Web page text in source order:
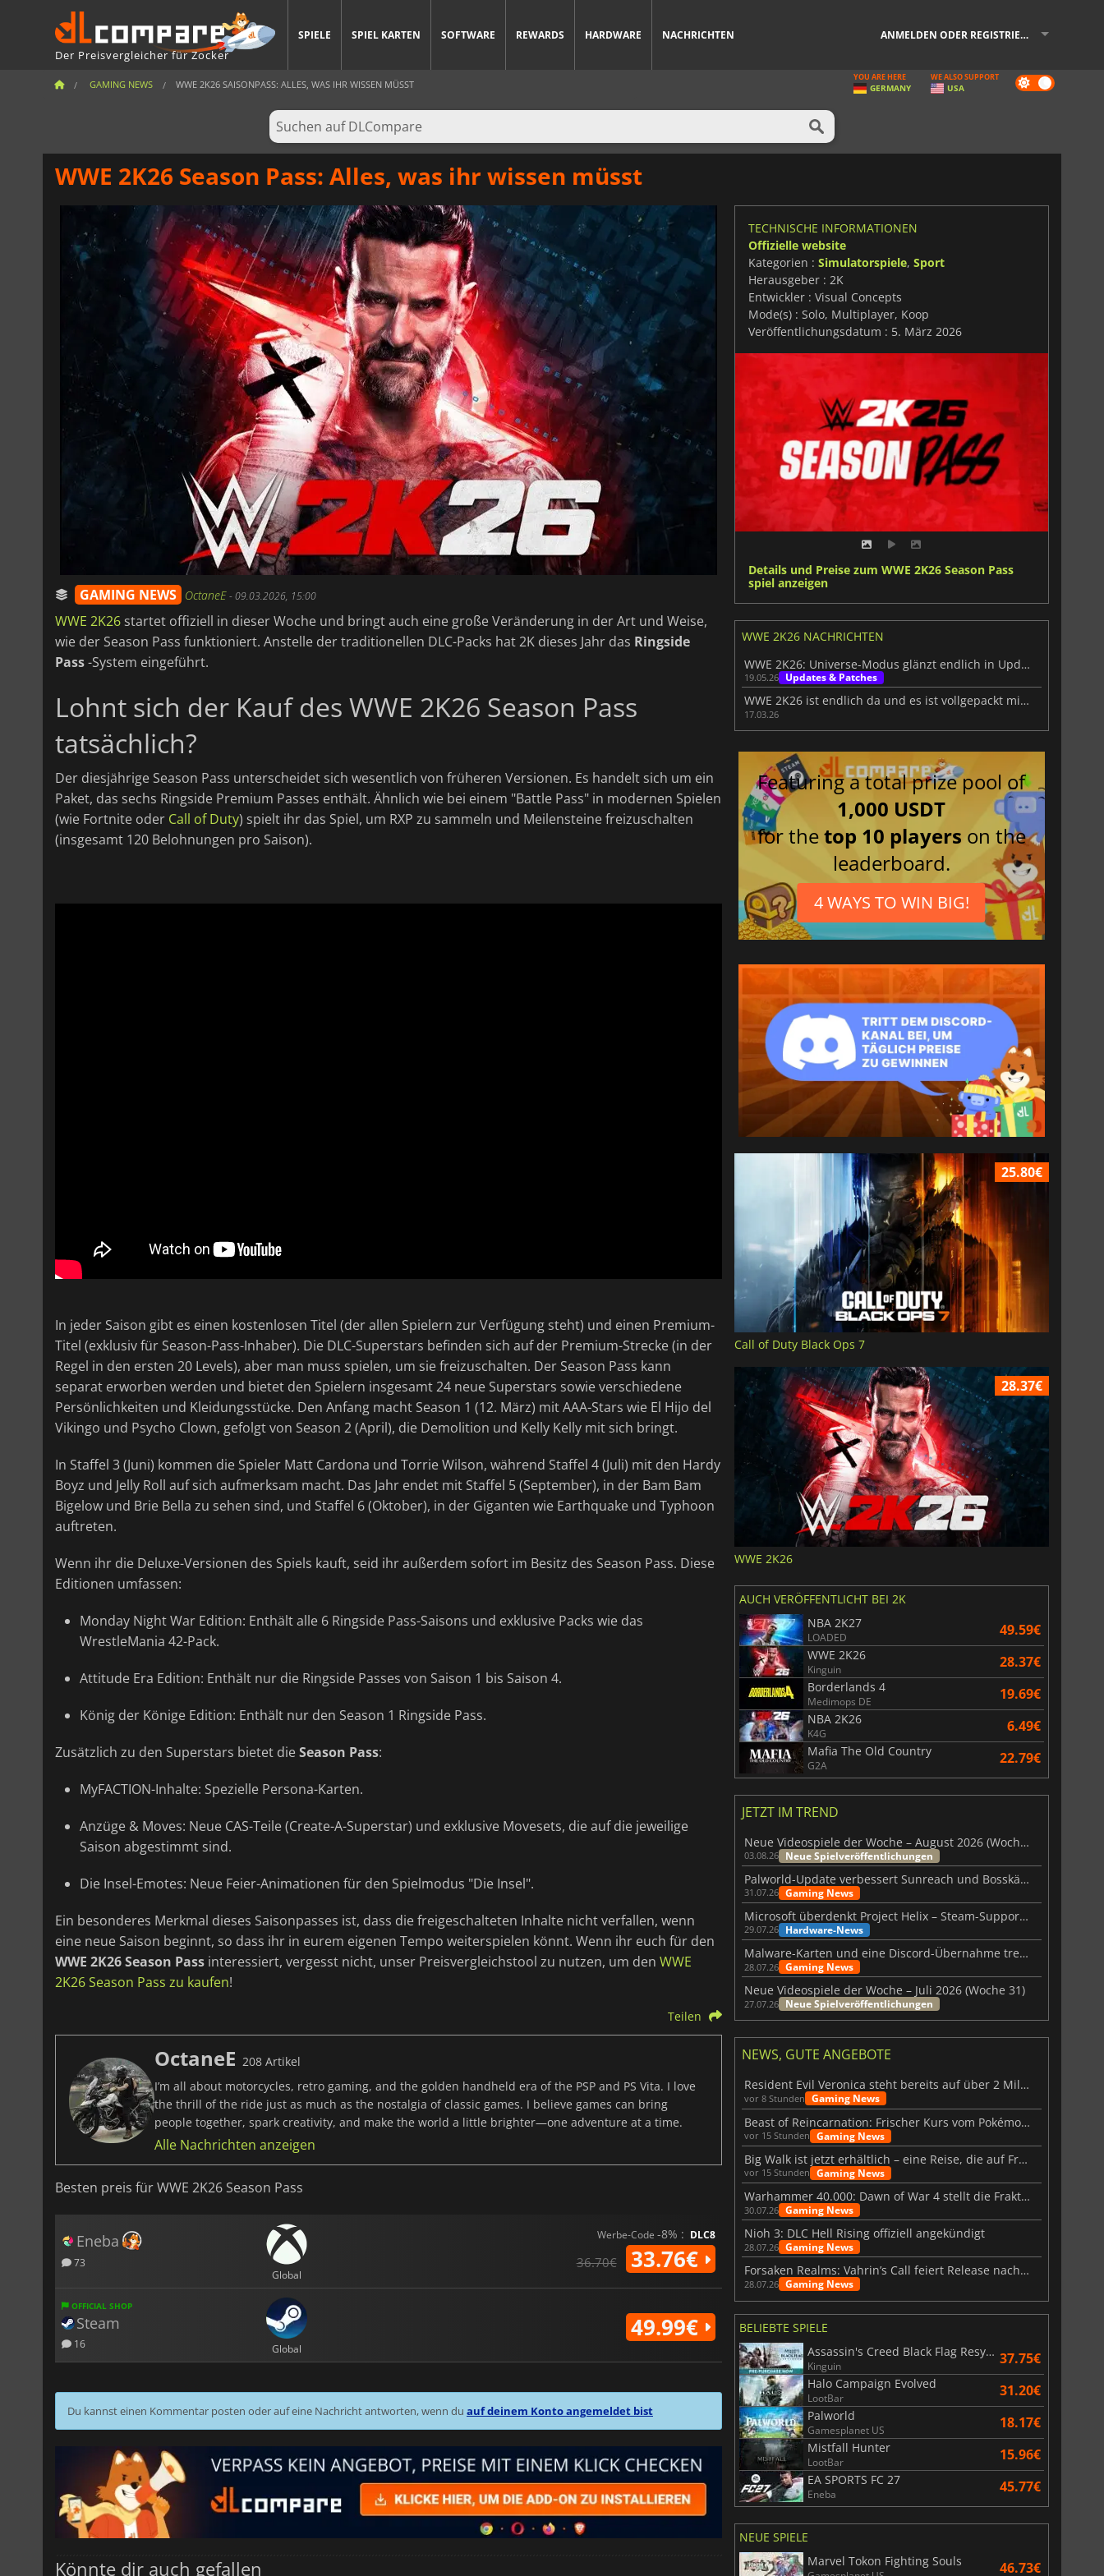
Der Preisvergleicher für Zocker
SPIELE SPIEL KARTEN SOFTWARE REWARDS HARDWARE NACHRICHTEN ANMELDEN ODER REGISTRIEREN
GAMING NEWS WWE 2K26 SAISONPASS: ALLES, WAS IHR WISSEN MÜSST Dark
mode
YOU ARE HERE
GERMANY
WE ALSO SUPPORT
USA
WWE 2K26 Season Pass: Alles, was ihr wissen müsst
GAMING NEWS OctaneE-09.03.2026, 15:00
WWE 2K26 startet offiziell in dieser Woche und bringt auch eine große Veränderung in der Art und Weise,
wie der Season Pass funktioniert. Anstelle der traditionellen DLC-Packs hat 2K dieses Jahr das Ringside
Pass-System eingeführt.
Lohnt sich der Kauf des WWE 2K26 Season Pass
tatsächlich?
Der diesjährige Season Pass unterscheidet sich wesentlich von früheren Versionen. Es handelt sich um ein
Paket, das sechs Ringside Premium Passes enthält. Ähnlich wie bei einem "Battle Pass" in modernen Spielen
(wie Fortnite oder Call of Duty) spielt ihr das Spiel, um RXP zu sammeln und Meilensteine freizuschalten
(insgesamt 120 Belohnungen pro Saison).
In jeder Saison gibt es einen kostenlosen Titel (der allen Spielern zur Verfügung steht) und einen Premium-
Titel (exklusiv für Season-Pass-Inhaber). Die DLC-Superstars befinden sich auf der Premium-Strecke (in der
Regel in den ersten 20 Levels), aber man muss spielen, um sie freizuschalten. Der Season Pass kann
separat erworben werden und bietet den Spielern insgesamt 24 neue Superstars sowie verschiedene
Persönlichkeiten und Kleidungsstücke. Den Anfang macht Season 1 (12. März) mit AAA-Stars wie El Hijo del
Vikingo und Psycho Clown, gefolgt von Season 2 (April), die Demolition und Kelly Kelly mit sich bringt.
In Staffel 3 (Juni) kommen die Spieler Matt Cardona und Torrie Wilson, während Staffel 4 (Juli) mit den Hardy
Boyz und Jelly Roll auf sich aufmerksam macht. Das Jahr endet mit Staffel 5 (September), in der Bam Bam
Bigelow und Brie Bella zu sehen sind, und Staffel 6 (Oktober), in der Giganten wie Earthquake und Typhoon
auftreten.
Wenn ihr die Deluxe-Versionen des Spiels kauft, seid ihr außerdem sofort im Besitz des Season Pass. Diese
Editionen umfassen:
Monday Night War Edition: Enthält alle 6 Ringside Pass-Saisons und exklusive Packs wie das
WrestleMania 42-Pack.
Attitude Era Edition: Enthält nur die Ringside Passes von Saison 1 bis Saison 4.
König der Könige Edition: Enthält nur den Season 1 Ringside Pass.
Zusätzlich zu den Superstars bietet dieSeason Pass:
MyFACTION-Inhalte: Spezielle Persona-Karten.
Anzüge & Moves: Neue CAS-Teile (Create-A-Superstar) und exklusive Movesets, die auf die jeweilige
Saison abgestimmt sind.
Die Insel-Emotes: Neue Feier-Animationen für den Spielmodus "Die Insel".
Ein besonderes Merkmal dieses Saisonpasses ist, dass die freigeschalteten Inhalte nicht verfallen, wenn
eine neue Saison beginnt, so dass ihr in eurem eigenen Tempo weiterspielen könnt. Wenn ihr euch für den
WWE 2K26 Season Pass interessiert, vergesst nicht, unser Preisvergleichstool zu nutzen, um den WWE
2K26 Season Pass zu kaufen!
Teilen
OctaneE 208 Artikel
I’m all about motorcycles, retro gaming, and the golden handheld era of the PSP and PS Vita. I love
the thrill of the ride just as much as the nostalgia of classic games. I believe games can bring
people together, spark creativity, and make the world a little brighter—one adventure at a time.
Alle Nachrichten anzeigen
Besten preis für WWE 2K26 Season Pass
Eneba
73
Global
Werbe-Code -8% : DLC8
36.70€ 33.76€
OFFICIAL SHOP
Steam
16 Global
49.99€
Du kannst einen Kommentar posten oder auf eine Nachricht antworten, wenn du auf deinem Konto angemeldet bist
Könnte dir auch gefallen
TECHNISCHE INFORMATIONEN
Offizielle website
Kategorien : Simulatorspiele, Sport
Herausgeber : 2K
Entwickler : Visual Concepts
Mode(s) : Solo, Multiplayer, Koop
Veröffentlichungsdatum : 5. März 2026
Details und Preise zum WWE 2K26 Season Pass
spiel anzeigen
WWE 2K26 NACHRICHTEN
WWE 2K26: Universe-Modus glänzt endlich in Update 1.10
19.05.26 Updates & Patches
WWE 2K26 ist endlich da und es ist vollgepackt mit Inhalten
17.03.26
Featuring a total prize pool of
1,000 USDT
for thetop 10 players on the
leaderboard.
4 WAYS TO WIN BIG!
25.80€
Call of Duty Black Ops 7
28.37€
WWE 2K26
AUCH VERÖFFENTLICHT BEI 2K
NBA 2K27
LOADED 49.59€
WWE 2K26
Kinguin 28.37€
Borderlands 4
Medimops DE 19.69€
NBA 2K26
K4G 6.49€
Mafia The Old Country
G2A 22.79€
JETZT IM TREND
Neue Videospiele der Woche – August 2026 (Woche 32)
03.08.26 Neue Spielveröffentlichungen
Palworld-Update verbessert Sunreach und Bosskämpfe deutlich
31.07.26 Gaming News
Microsoft überdenkt Project Helix – Steam-Support gefährdet
29.07.26 Hardware-News
Malware-Karten und eine Discord-Übernahme treffen Meccha Chameleon
28.07.26 Gaming News
Neue Videospiele der Woche – Juli 2026 (Woche 31)
27.07.26 Neue Spielveröffentlichungen
NEWS, GUTE ANGEBOTE
Resident Evil Veronica steht bereits auf über 2 Millionen Wunschlisten
vor 8 Stunden Gaming News
Beast of Reincarnation: Frischer Kurs vom Pokémon-Studio
vor 15 Stunden Gaming News
Big Walk ist jetzt erhältlich – eine Reise, die auf Freundschaft basiert
vor 15 Stunden Gaming News
Warhammer 40.000: Dawn of War 4 stellt die Fraktion der Necrons vor
30.07.26 Gaming News
Nioh 3: DLC Hell Rising offiziell angekündigt
28.07.26 Gaming News
Forsaken Realms: Vahrin’s Call feiert Release nach 10 Jahren
28.07.26 Gaming News
BELIEBTE SPIELE
Assassin's Creed Black Flag Resynced
Kinguin 37.75€
Halo Campaign Evolved
LootBar 31.20€
Palworld
Gamesplanet US 18.17€
Mistfall Hunter
LootBar 15.96€
EA SPORTS FC 27
Eneba 45.77€
NEUE SPIELE
Marvel Tokon Fighting Souls
46.73€